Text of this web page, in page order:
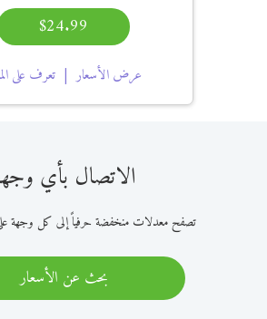
$24.99
عرض الأسعار تعرف على
الاتصال بأي
تصفح معدلات منخفضة حرفياً إلى كل وجهة
بحث عن الأسعار